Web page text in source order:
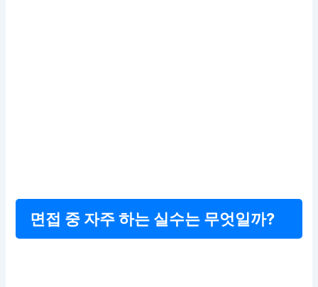
면접 중 자주 하는 실수는 무엇일까?